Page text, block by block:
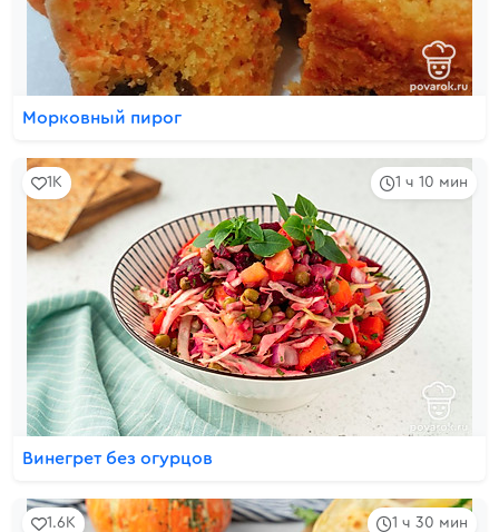
Морковный пирог
1 ч 10 мин
1K
Винегрет без огурцов
1 ч 30 мин
1.6K